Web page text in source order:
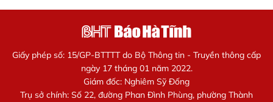
Giấy phép số: 15/GP-BTTTT do Bộ Thông tin - Truyền thông cấp
ngày 17 tháng 01 năm 2022.
Giám đốc: Nghiêm Sỹ Đống
Trụ sở chính: Số 22, đường Phan Đình Phùng, phường Thành